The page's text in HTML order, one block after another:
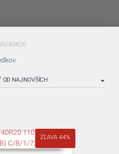
40R20
Zoradené
najnovších
ZĽAVA 44%